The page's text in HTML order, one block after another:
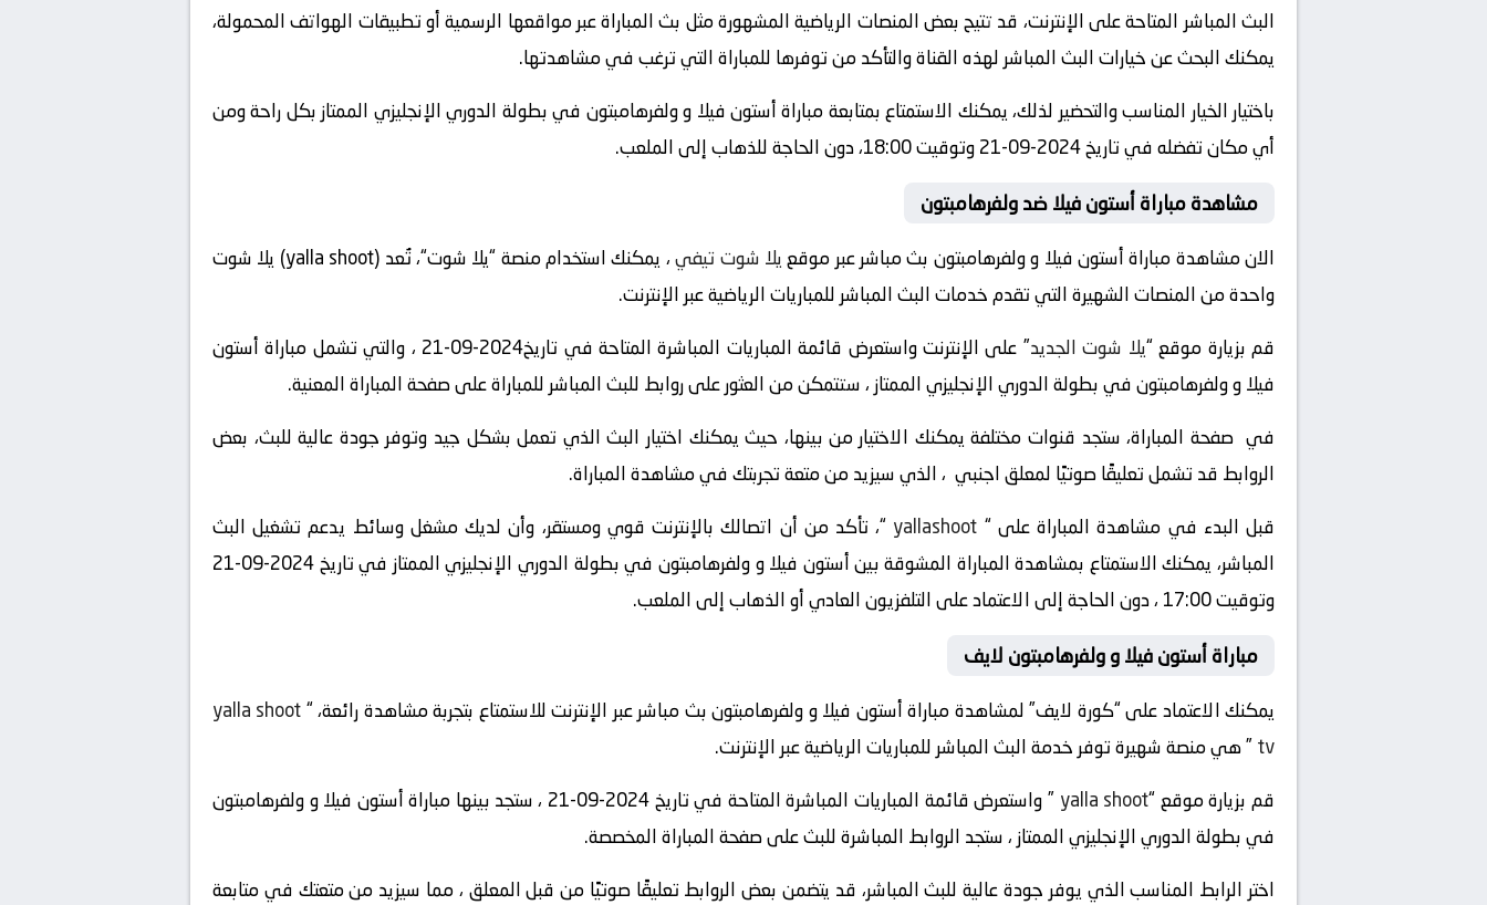
البث المباشر المتاحة على الإنترنت، قد تتيح بعض المنصات الرياضية المشهورة مثل بث المباراة عبر مواقعها الرسمية أو تطبيقات الهواتف المحمولة،
يمكنك البحث عن خيارات البث المباشر لهذه القناة والتأكد من توفرها للمباراة التي ترغب في مشاهدتها.
باختيار الخيار المناسب والتحضير لذلك، يمكنك الاستمتاع بمتابعة مباراة أستون فيلا و ولفرهامبتون في بطولة الدوري الإنجليزي الممتاز بكل راحة ومن
أي مكان تفضله في تاريخ 2024-09-21 وتوقيت 18:00، دون الحاجة للذهاب إلى الملعب.
مشاهدة مباراة أستون فيلا ضد ولفرهامبتون
الان مشاهدة مباراة أستون فيلا و ولفرهامبتون بث مباشر عبر موقعيلا شوت تيفي
، يمكنك استخدام منصة “يلا شوت“، تُعد (yalla shoot) يلا شوت
واحدة من المنصات الشهيرة التي تقدم خدمات البث المباشر للمباريات الرياضية عبر الإنترنت.
قم بزيارة موقع “يلا شوت الجديد
” على الإنترنت واستعرض قائمة المباريات المباشرة المتاحة في تاريخ2024-09-21 ، والتي تشمل مباراة أستون
فيلا و ولفرهامبتون في بطولة الدوري الإنجليزي الممتاز ، ستتمكن من العثور على روابط للبث المباشر للمباراة على صفحة المباراة المعنية.
في صفحة المباراة، ستجد قنوات مختلفة يمكنك الاختيار من بينها، حيث يمكنك اختيار البث الذي تعمل بشكل جيد وتوفر جودة عالية للبث، بعض
الروابط قد تشمل تعليقًا صوتيًا لمعلق اجنبي ، الذي سيزيد من متعة تجربتك في مشاهدة المباراة.
قبل البدء في مشاهدة المباراة على “
“، تأكد من أن اتصالك بالإنترنت قوي ومستقر، وأن لديك مشغل وسائط يدعم تشغيل البث
المباشر، يمكنك الاستمتاع بمشاهدة المباراة المشوقة بين أستون فيلا و ولفرهامبتون في بطولة الدوري الإنجليزي الممتاز في تاريخ 2024-09-21
وتوقيت 17:00 ، دون الحاجة إلى الاعتماد على التلفزيون العادي أو الذهاب إلى الملعب.
مباراة أستون فيلا و ولفرهامبتون لايف
يمكنك الاعتماد على “كورة لايف” لمشاهدة مباراة أستون فيلا و ولفرهامبتون بث مباشر عبر الإنترنت للاستمتاع بتجربة مشاهدة رائعة، “yalla shoot
tv” هي منصة شهيرة توفر خدمة البث المباشر للمباريات الرياضية عبر الإنترنت.
قم بزيارة موقع “yalla shoot
” واستعرض قائمة المباريات المباشرة المتاحة في تاريخ 2024-09-21 ، ستجد بينها مباراة أستون فيلا و ولفرهامبتون
في بطولة الدوري الإنجليزي الممتاز ، ستجد الروابط المباشرة للبث على صفحة المباراة المخصصة.
اختر الرابط المناسب الذي يوفر جودة عالية للبث المباشر، قد يتضمن بعض الروابط تعليقًا صوتيًا من قبل المعلق ، مما سيزيد من متعتك في متابعة